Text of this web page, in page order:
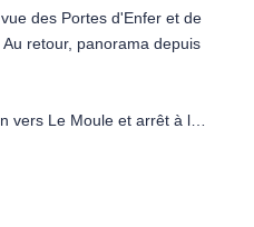
votre séjour. Il vous
qui vous
des Portes d'Enfer et de
retour, panorama depuis
vers Le Moule et arrêt à la